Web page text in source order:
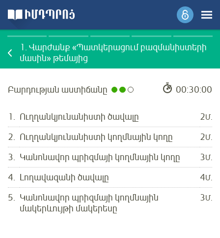
1. Վարժանք «Պատկերացում բազմանիստերի
մասին» թեմայից
Բարդության աստիճանը 00:30:00
1. Ուղղանկյունանիստի ծավալը 2Մ.
2. Ուղղանկյունանիստի կողմնային կողը 2Մ.
3. Կանոնավոր պրիզմայի կողմնային կողը 3Մ.
4. Լողավազանի ծավալը 4Մ.
5. Կանոնավոր պրիզմայի կողմնային
մակերևույթի մակերեսը
3Մ.